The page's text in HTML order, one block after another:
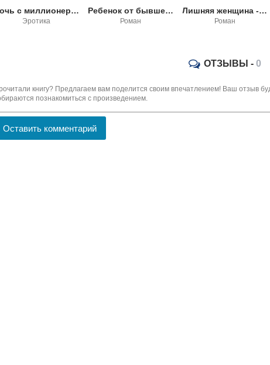
Ребенок от бывшего мужа - Анастасия Франц
Роман
Лишняя женщина - Ирина Шайлина
Роман
К Востоку от рая - Карина Ли
Роман
ОТЗЫВЫ - 0
книгу? Предлагаем вам поделится своим впечатлением! Ваш отзыв
познакомиться с произведением.
Оставить комментарий